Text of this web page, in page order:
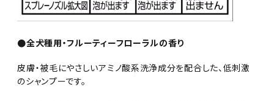
●全犬種用・フルーティーフローラルの香り
皮膚・被毛にやさしいアミノ酸系洗浄成分を配合した、低刺激
のシャンプーです。